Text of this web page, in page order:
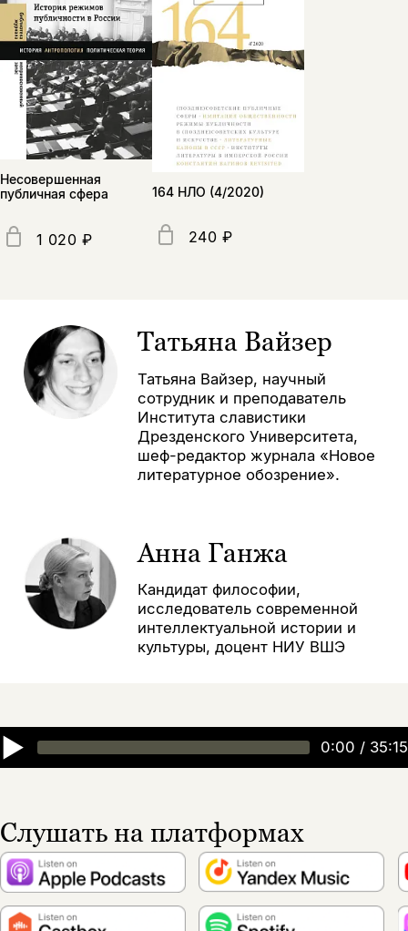
Несовершенная
публичная сфера
1 020 ₽
164 НЛО (4/2020)
240 ₽
Татьяна Вайзер
Татьяна Вайзер, научный
сотрудник и преподаватель
Института славистики
Дрезденского Университета,
шеф-редактор журнала «Новое
литературное обозрение».
Анна Ганжа
Кандидат философии,
исследователь современной
интеллектуальной истории и
культуры, доцент НИУ ВШЭ
▶ 0:00 / 35:15
Слушать на платформах